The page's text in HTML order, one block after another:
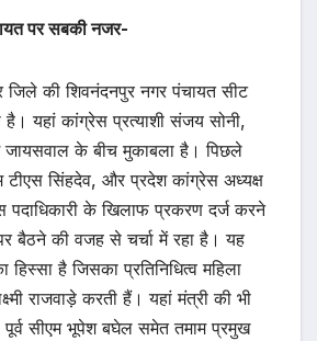
पर सबकी नजर-
की शिवनंदनपुर नगर पंचायत सीट
है। यहां कांग्रेस प्रत्याशी संजय सोनी,
के बीच मुकाबला है। पिछले
टीएस सिंहदेव, और प्रदेश कांग्रेस अध्यक्ष
के खिलाफ प्रकरण दर्ज करने
बैठने की वजह से चर्चा में रहा है। यह
हिस्सा है जिसका प्रतिनिधित्व महिला
राजवाड़े करती हैं। यहां मंत्री की भी
पूर्व सीएम भूपेश बघेल समेत तमाम प्रमुख